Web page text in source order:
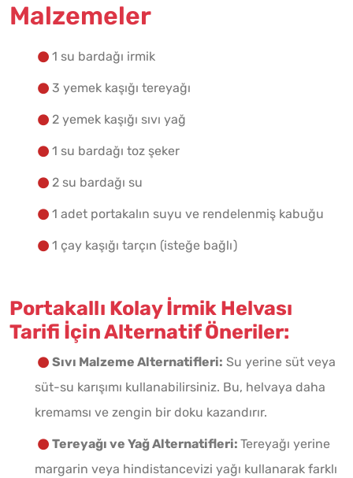
Malzemeler
1 su bardağı irmik
3 yemek kaşığı tereyağı
2 yemek kaşığı sıvı yağ
1 su bardağı toz şeker
2 su bardağı su
1 adet portakalın suyu ve rendelenmiş kabuğu
1 çay kaşığı tarçın (isteğe bağlı)
Portakallı Kolay İrmik Helvası
Tarifi İçin Alternatif Öneriler:
Sıvı Malzeme Alternatifleri: Su yerine süt veya
süt-su karışımı kullanabilirsiniz. Bu, helvaya daha
kremamsı ve zengin bir doku kazandırır.
Tereyağı ve Yağ Alternatifleri: Tereyağı yerine
margarin veya hindistancevizi yağı kullanarak farklı